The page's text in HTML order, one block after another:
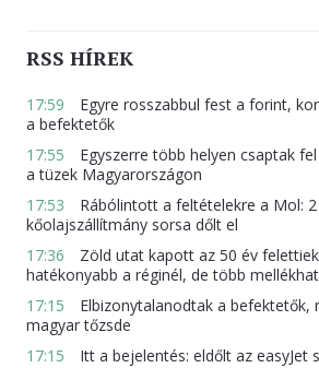
RSS HÍREK
17:59
Egyre rosszabbul fest a forint,
a befektetők
17:55
Egyszerre több helyen csaptak
a tüzek Magyarországon
17:53
Rábólintott a feltételekre a Mol:
kőolajszállítmány sorsa dőlt el
17:36
Zöld utat kapott az 50 év
hatékonyabb a réginél, de több
17:15
Elbizonytalanodtak a befektetők,
magyar tőzsde
17:15
Itt a bejelentés: eldőlt az easyJet